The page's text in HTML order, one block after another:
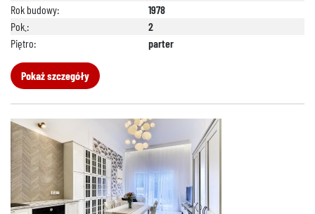
Rok budowy:
1978
Pok.:
2
Piętro:
parter
Pokaż szczegóły